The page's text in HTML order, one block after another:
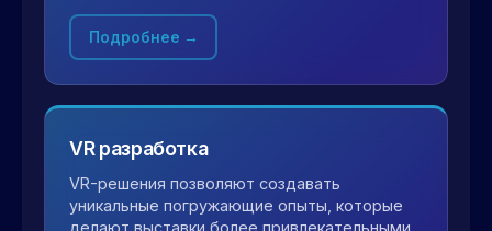
Подробнее →
VR разработка
VR-решения позволяют создавать
уникальные погружающие опыты, которые
делают выставки более привлекательными